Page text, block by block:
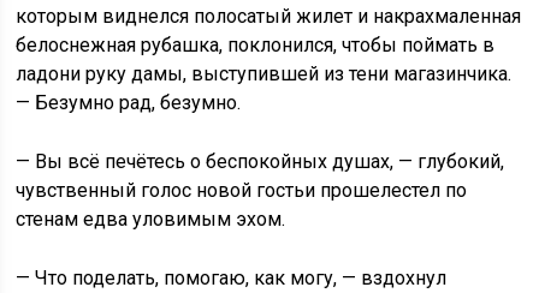
которым виднелся полосатый жилет и накрахмаленная
белоснежная рубашка, поклонился, чтобы поймать в
ладони руку дамы, выступившей из тени магазинчика.
— Безумно рад, безумно.
— Вы всё печётесь о беспокойных душах, — глубокий,
чувственный голос новой гостьи прошелестел по
стенам едва уловимым эхом.
— Что поделать, помогаю, как могу, — вздохнул